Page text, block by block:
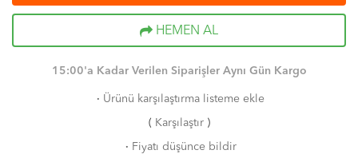
HEMEN AL
15:00'a Kadar Verilen Siparişler Aynı Gün Kargo
· Ürünü karşılaştırma listeme ekle
( Karşılaştır)
· Fiyatı düşünce bildir